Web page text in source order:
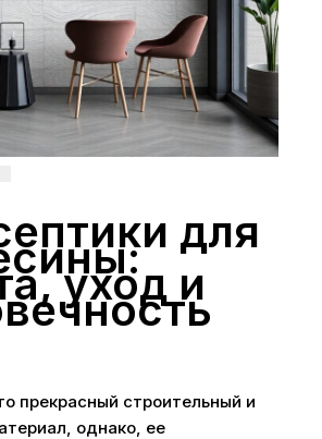
для
уход и
прекрасный строительный и
однако, ее